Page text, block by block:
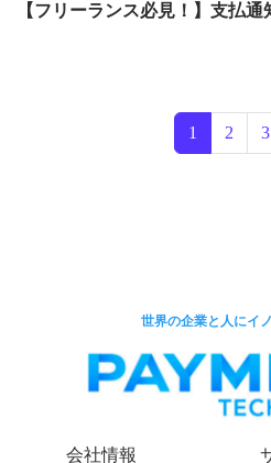
【フリーランス必見！】支払
投稿ナ
1 2 3
世界の企業と人にイ
会社情報